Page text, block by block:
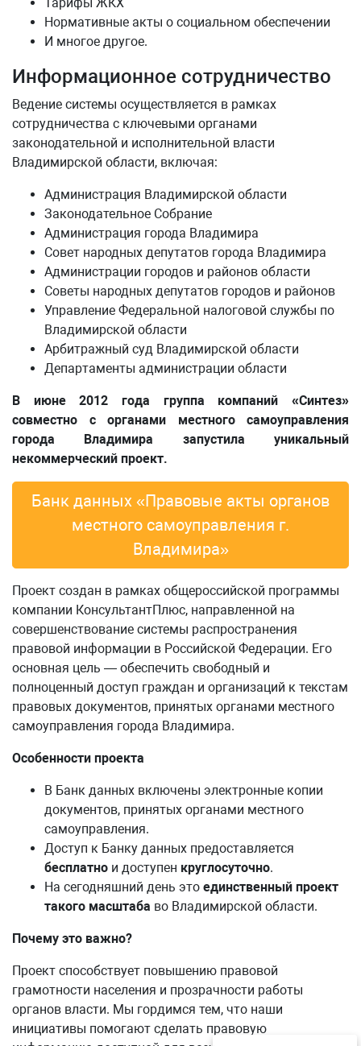
Тарифы ЖКХ
Нормативные акты о социальном обеспечении
И многое другое.
Информационное сотрудничество
Ведение системы осуществляется в рамках
сотрудничества с ключевыми органами
законодательной и исполнительной власти
Владимирской области, включая:
Администрация Владимирской области
Законодательное Собрание
Администрация города Владимира
Совет народных депутатов города Владимира
Администрации городов и районов области
Советы народных депутатов городов и районов
Управление Федеральной налоговой службы по
Владимирской области
Арбитражный суд Владимирской области
Департаменты администрации области
В июне 2012 года группа компаний «Синтез»
совместно с органами местного самоуправления
города Владимира запустила уникальный
некоммерческий проект.
Банк данных «Правовые акты органов
местного самоуправления г.
Владимира»
Проект создан в рамках общероссийской программы
компании КонсультантПлюс, направленной на
совершенствование системы распространения
правовой информации в Российской Федерации. Его
основная цель — обеспечить свободный и
полноценный доступ граждан и организаций к текстам
правовых документов, принятых органами местного
самоуправления города Владимира.
Особенности проекта
В Банк данных включены электронные копии
документов, принятых органами местного
самоуправления.
Доступ к Банку данных предоставляется
бесплатно и доступен круглосуточно.
На сегодняшний день это единственный проект
такого масштаба во Владимирской области.
Почему это важно?
Проект способствует повышению правовой
грамотности населения и прозрачности работы
органов власти. Мы гордимся тем, что наши
инициативы помогают сделать правовую